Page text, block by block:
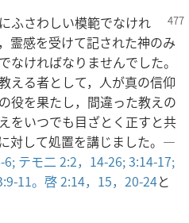
ふさわしい模範でなけれ
霊感を受けて記された神のみ
なければなりませんでした。
える者として，人が真の信仰
役を果たし，間違った教えの
をいつでも目ざとく正すと共
対して処置を講じました。―
6; テモ二 2:2， 14-26;3:14-17;
11。 啓 2:14，15， 20-24と